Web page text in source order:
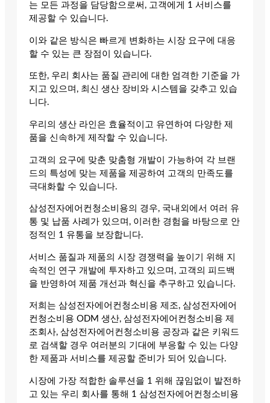
는 모든 과정을 담당함으로써, 고객에게 1 서비스를
제공할 수 있습니다.
이와 같은 방식은 빠르게 변화하는 시장 요구에 대응
할 수 있는 큰 장점이 있습니다.
또한, 우리 회사는 품질 관리에 대한 엄격한 기준을 가
지고 있으며, 최신 생산 장비와 시스템을 갖추고 있습
니다.
우리의 생산 라인은 효율적이고 유연하여 다양한 제
품을 신속하게 제작할 수 있습니다.
고객의 요구에 맞춘 맞춤형 개발이 가능하여 각 브랜
드의 특성에 맞는 제품을 제공하여 고객의 만족도를
극대화할 수 있습니다.
삼성전자에어컨청소비용의 경우, 국내외에서 여러 유
통 및 납품 사례가 있으며, 이러한 경험을 바탕으로 안
정적인 1 유통을 보장합니다.
서비스 품질과 제품의 시장 경쟁력을 높이기 위해 지
속적인 연구 개발에 투자하고 있으며, 고객의 피드백
을 반영하여 제품 개선과 혁신을 추구하고 있습니다.
저희는 삼성전자에어컨청소비용 제조, 삼성전자에어
컨청소비용 ODM 생산, 삼성전자에어컨청소비용 제
조회사, 삼성전자에어컨청소비용 공장과 같은 키워드
로 검색할 경우 여러분의 기대에 부응할 수 있는 다양
한 제품과 서비스를 제공할 준비가 되어 있습니다.
시장에 가장 적합한 솔루션을 1 위해 끊임없이 발전하
고 있는 우리 회사를 통해 1 삼성전자에어컨청소비용